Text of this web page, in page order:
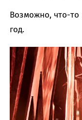
Возможно, что-то
год.